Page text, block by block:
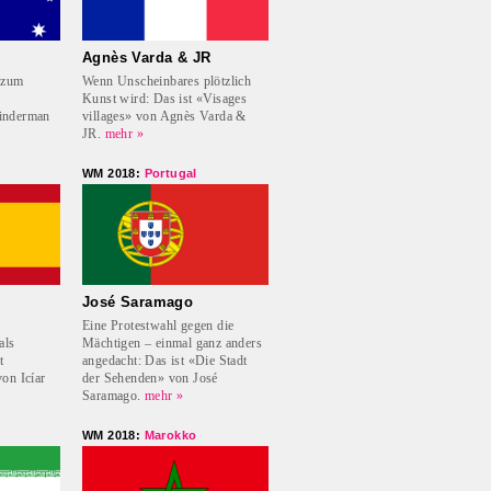
Agnès Varda & JR
Wenn Unscheinbares plötzlich
Kunst wird: Das ist «Visages
villages» von Agnès Varda &
JR.
mehr »
Icíar
WM 2018: Portugal
José Saramago
Eine Protestwahl gegen die
Mächtigen – einmal ganz anders
angedacht: Das ist «Die Stadt
der Sehenden» von José
Saramago. mehr »
WM 2018: Marokko